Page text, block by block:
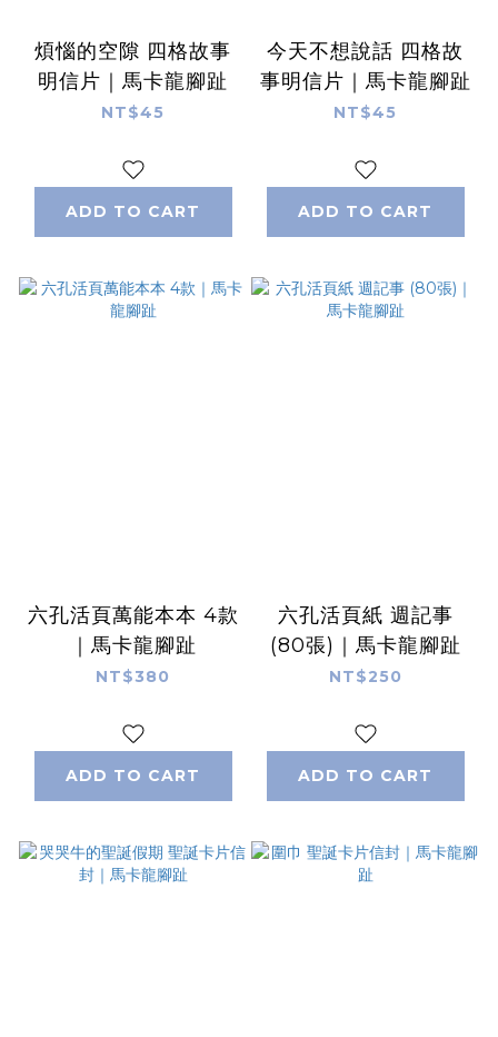
煩惱的空隙 四格故事
明信片｜馬卡龍腳趾
NT$45
ADD TO CART
今天不想說話 四格故
事明信片｜馬卡龍腳趾
NT$45
ADD TO CART
六孔活頁萬能本本 4款
｜馬卡龍腳趾
NT$380
ADD TO CART
六孔活頁紙 週記事
(80張)｜馬卡龍腳趾
NT$250
ADD TO CART